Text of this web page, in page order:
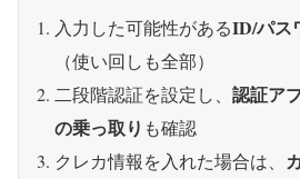
入力した可能性があるID/パス
（使い回しも全部）
二段階認証を設定し、 認証ア
の乗っ取り も確認
クレカ情報を入れた場合は、